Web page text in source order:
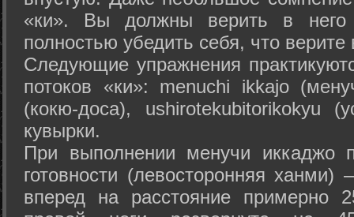
«ки». Вы должны верить в
полностью убедить себя, что верите
Следующие упражнения
потоков «ки»: menuchi ikkajo
(кокю-доса), ushiro­tekubitori­kokyu
кувырки.
При выполнении менучи иккаджо
готовности (левосторонняя
вперед на расстояние примерно